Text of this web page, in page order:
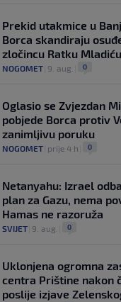
Prekid utakmice u
Borca skandiraju
zločincu Ratku Mladiću
NOGOMET 9. aug. 0
Oglasio se Zvjezdan
pobjede Borca protiv
zanimljivu poruku
NOGOMET prije 4 h 0
Netanyahu: Izrael
plan za Gazu, nema
Hamas ne razoruža
SVIJET 9. aug. 0
Uklonjena ogromna
centra Prištine nakon
poslije izjave